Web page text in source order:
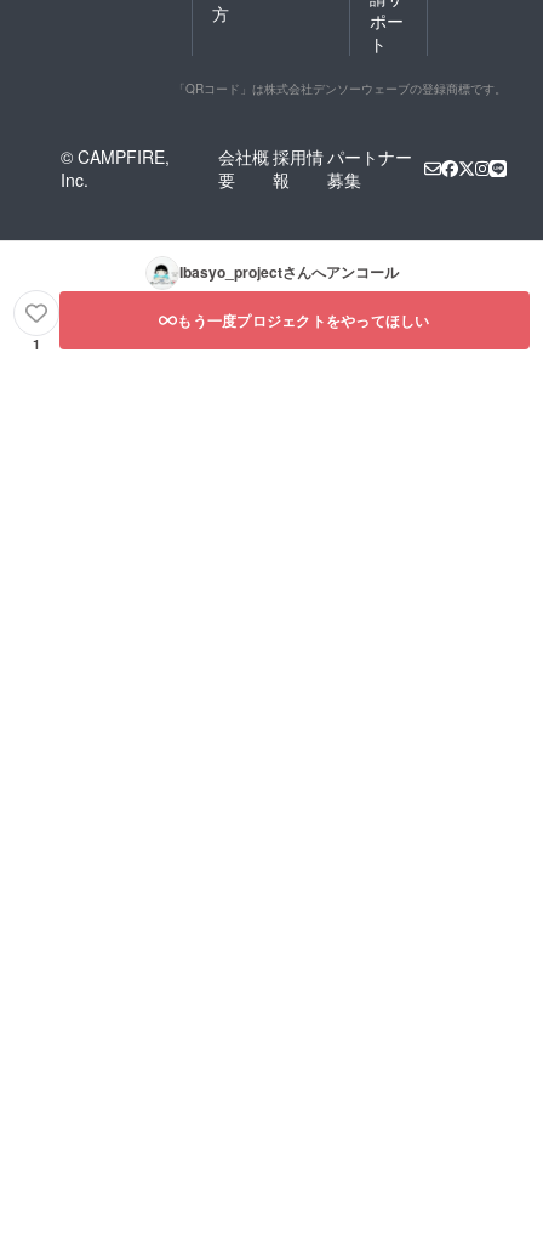
方
ポー
ト
「QRコード」は株式会社デンソーウェーブの登録商標です。
© CAMPFIRE,
Inc.
会社概
要
採用情
報
パートナー
募集
Ibasyo_projectさんへアンコール
1
もう一度プロジェクトをやってほしい